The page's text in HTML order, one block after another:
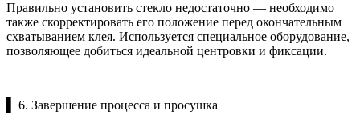
Правильно установить стекло недостаточно — необходимо
также скорректировать его положение перед окончательным
схватыванием клея. Используется специальное оборудование,
позволяющее добиться идеальной центровки и фиксации.
▌ 6. Завершение процесса и просушка